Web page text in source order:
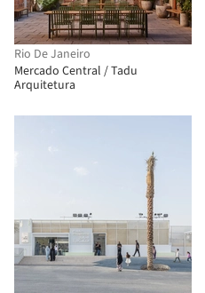
Rio De Janeiro
Mercado Central / Tadu
Arquitetura